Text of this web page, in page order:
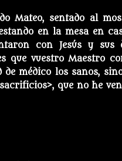
Mateo, sentado al
en la mesa en
con Jesús y sus
que vuestro Maestro
de médico los sanos,
que no he